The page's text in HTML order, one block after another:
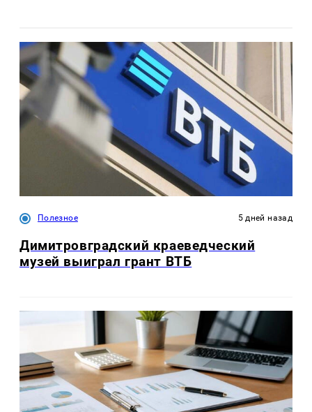
Полезное 5 дней назад
Димитровградский краеведческий
музей выиграл грант ВТБ